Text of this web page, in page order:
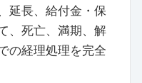
延長、給付金・保
、死亡、満期、解
の経理処理を完全